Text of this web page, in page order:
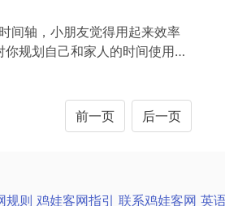
间轴，小朋友觉得用起来效率
规划自己和家人的时间使用有
前一页 后一页
规则 鸡娃客网指引 联系鸡娃客网 英